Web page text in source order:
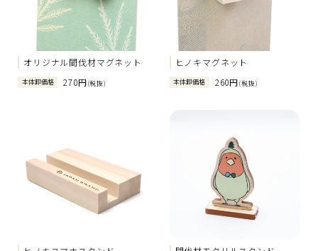
オリジナル間伐材マグネット
本体卸価格 270円(税抜)
ヒノキマグネット
本体卸価格 260円(税抜)